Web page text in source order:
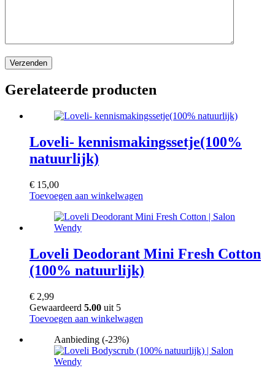
Verzenden
Gerelateerde producten
Loveli- kennismakingssetje(100%
natuurlijk)
€ 15,00
Toevoegen aan winkelwagen
Loveli Deodorant Mini Fresh Cotton
(100% natuurlijk)
€ 2,99
Gewaardeerd 5.00 uit 5
Toevoegen aan winkelwagen
Aanbieding (-23%)